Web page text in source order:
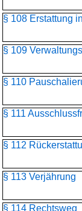
§ 108 Erstattung
§ 109
§ 110
§ 111
§ 112
§ 113 Verjährung
§ 114 Rechtsweg